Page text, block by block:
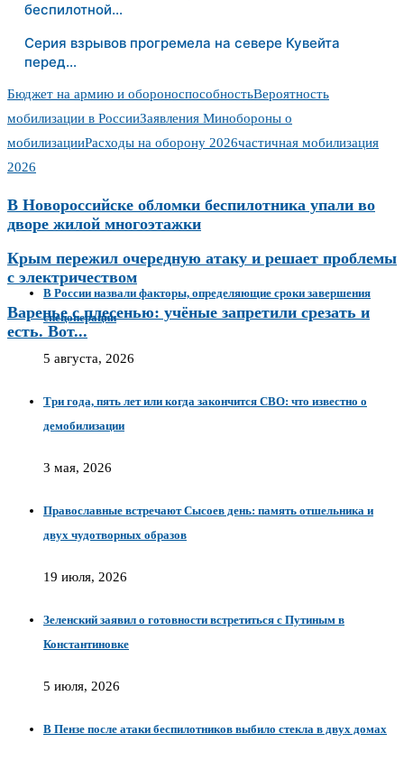
беспилотной…
Серия взрывов прогремела на севере Кувейта
перед…
Бюджет на армию и обороноспособностьВероятность
мобилизации в РоссииЗаявления Минобороны о
мобилизацииРасходы на оборону 2026частичная мобилизация
2026
В Новороссийске обломки беспилотника упали во
дворе жилой многоэтажки
Крым пережил очередную атаку и решает проблемы
с электричеством
Варенье с плесенью: учёные запретили срезать и
есть. Вот...
В России назвали факторы, определяющие сроки завершения
спецоперации
5 августа, 2026
Три года, пять лет или когда закончится СВО: что известно о
демобилизации
3 мая, 2026
Православные встречают Сысоев день: память отшельника и
двух чудотворных образов
19 июля, 2026
Зеленский заявил о готовности встретиться с Путиным в
Константиновке
5 июля, 2026
В Пензе после атаки беспилотников выбило стекла в двух домах